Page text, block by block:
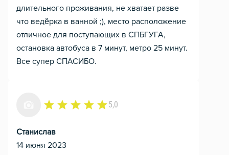
длительного проживания, не хватает разве
что ведёрка в ванной ;), место расположение
отличное для поступающих в СПБГУГА,
остановка автобуса в 7 минут, метро 25 минут.
Все супер СПАСИБО.
5,0
Станислав
14 июня 2023